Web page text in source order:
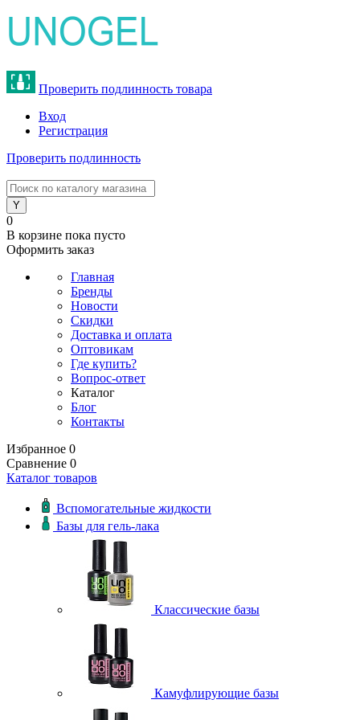
Проверить подлинность товара
Вход
Регистрация
Проверить подлинность
0
В корзине пока пусто
Оформить заказ
Главная
Бренды
Новости
Скидки
Доставка и оплата
Оптовикам
Где купить?
Вопрос-ответ
Каталог
Блог
Контакты
Избранное 0
Сравнение 0
Каталог товаров
Вспомогательные жидкости
Базы для гель-лака
Классические базы
Камуфлирующие базы